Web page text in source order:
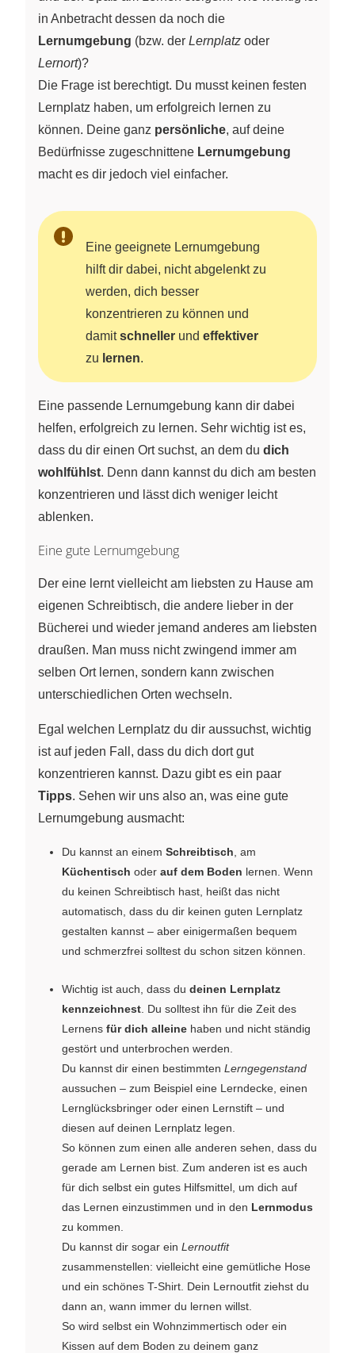
in Anbetracht dessen da noch die
Lernumgebung (bzw. der Lernplatz oder
Lernort)?
Die Frage ist berechtigt. Du musst keinen festen
Lernplatz haben, um erfolgreich lernen zu
können. Deine ganz persönliche, auf deine
Bedürfnisse zugeschnittene Lernumgebung
macht es dir jedoch viel einfacher.
Eine geeignete Lernumgebung
hilft dir dabei, nicht abgelenkt zu
werden, dich besser
konzentrieren zu können und
damitschneller und effektiver
zu lernen.
Eine passende Lernumgebung kann dir dabei
helfen, erfolgreich zu lernen. Sehr wichtig ist es,
dass du dir einen Ort suchst, an dem du dich
wohlfühlst. Denn dann kannst du dich am besten
konzentrieren und lässt dich weniger leicht
ablenken.
Eine gute Lernumgebung
Der eine lernt vielleicht am liebsten zu Hause am
eigenen Schreibtisch, die andere lieber in der
Bücherei und wieder jemand anderes am liebsten
draußen. Man muss nicht zwingend immer am
selben Ort lernen, sondern kann zwischen
unterschiedlichen Orten wechseln.
Egal welchen Lernplatz du dir aussuchst, wichtig
ist auf jeden Fall, dass du dich dort gut
konzentrieren kannst. Dazu gibt es ein paar
Tipps. Sehen wir uns also an, was eine gute
Lernumgebung ausmacht:
Du kannst an einem Schreibtisch , am
Küchentisch oder auf dem Boden lernen. Wenn
du keinen Schreibtisch hast, heißt das nicht
automatisch, dass du dir keinen guten Lernplatz
gestalten kannst – aber einigermaßen bequem
und schmerzfrei solltest du schon sitzen können.
Wichtig ist auch, dass du deinen Lernplatz
kennzeichnest . Du solltest ihn für die Zeit des
Lernens für dich alleine haben und nicht ständig
gestört und unterbrochen werden.
Du kannst dir einen bestimmten Lerngegenstand
aussuchen – zum Beispiel eine Lerndecke, einen
Lernglücksbringer oder einen Lernstift – und
diesen auf deinen Lernplatz legen.
So können zum einen alle anderen sehen, dass du
gerade am Lernen bist. Zum anderen ist es auch
für dich selbst ein gutes Hilfsmittel, um dich auf
das Lernen einzustimmen und in den Lernmodus
zu kommen.
Du kannst dir sogar ein Lernoutfit
zusammenstellen: vielleicht eine gemütliche Hose
und ein schönes T-Shirt. Dein Lernoutfit ziehst du
dann an, wann immer du lernen willst.
So wird selbst ein Wohnzimmertisch oder ein
Kissen auf dem Boden zu deinem ganz